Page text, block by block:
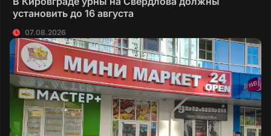
установить до 16 августа
07.08.2026